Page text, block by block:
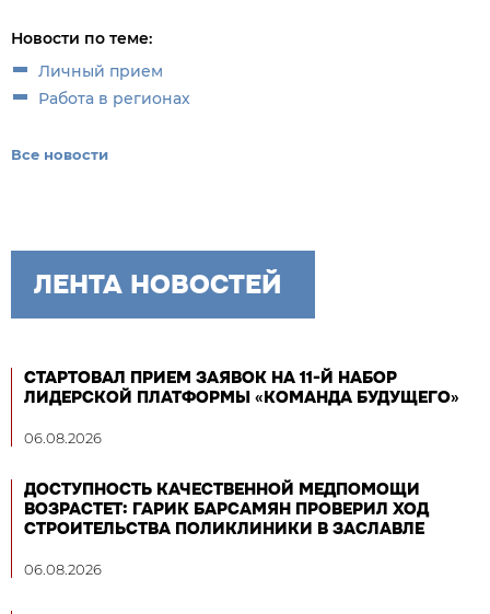
Новости по теме:
Личный прием
Работа в регионах
Все новости
ЛЕНТА НОВОСТЕЙ
СТАРТОВАЛ ПРИЕМ ЗАЯВОК НА 11-Й НАБОР
ЛИДЕРСКОЙ ПЛАТФОРМЫ «КОМАНДА БУДУЩЕГО»
06.08.2026
ДОСТУПНОСТЬ КАЧЕСТВЕННОЙ МЕДПОМОЩИ
ВОЗРАСТЕТ: ГАРИК БАРСАМЯН ПРОВЕРИЛ ХОД
СТРОИТЕЛЬСТВА ПОЛИКЛИНИКИ В ЗАСЛАВЛЕ
06.08.2026